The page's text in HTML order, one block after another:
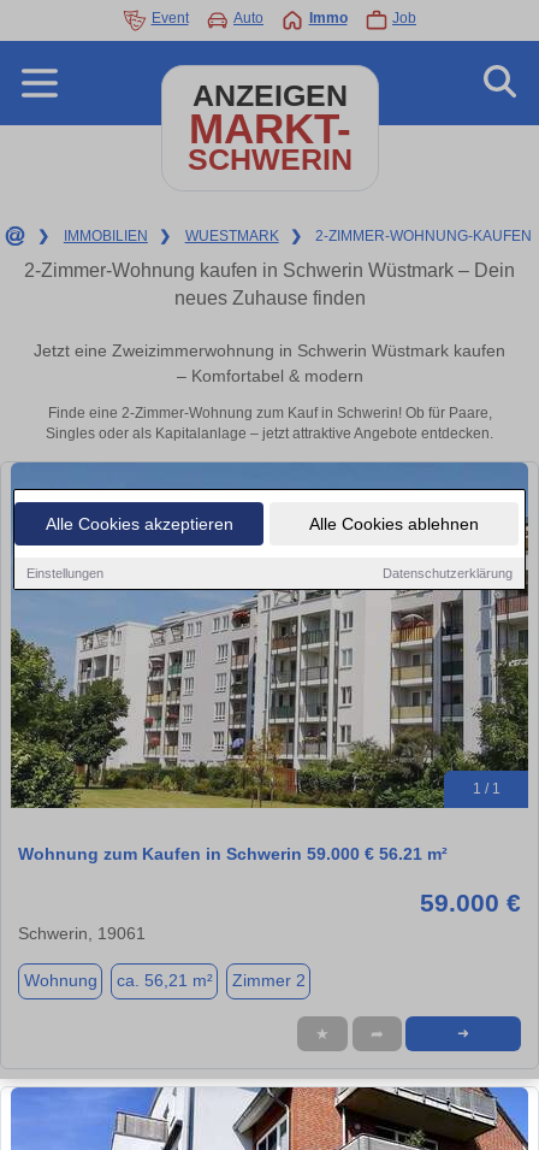
Alle Cookies akzeptieren Alle Cookies ablehnen
Einstellungen Datenschutzerklärung
Event Auto Immo Job
ANZEIGEN
MARKT-
SCHWERIN
❯ IMMOBILIEN ❯ WUESTMARK ❯ 2-ZIMMER-WOHNUNG-KAUFEN
2-Zimmer-Wohnung kaufen in Schwerin Wüstmark – Dein
neues Zuhause finden
Jetzt eine Zweizimmerwohnung in Schwerin Wüstmark kaufen
– Komfortabel & modern
Finde eine 2-Zimmer-Wohnung zum Kauf in Schwerin! Ob für Paare,
Singles oder als Kapitalanlage – jetzt attraktive Angebote entdecken.
1 / 1
Wohnung zum Kaufen in Schwerin 59.000 € 56.21 m²
59.000 €
Schwerin, 19061
Wohnung ca. 56,21 m² Zimmer 2
★ ➦ ➜